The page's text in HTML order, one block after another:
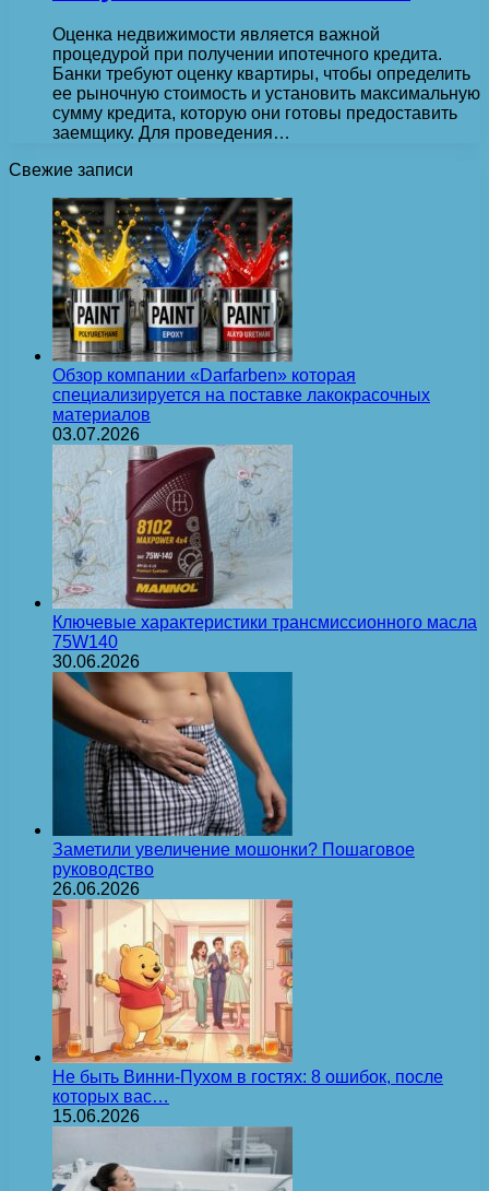
Оценка недвижимости является важной
процедурой при получении ипотечного кредита.
Банки требуют оценку квартиры, чтобы определить
ее рыночную стоимость и установить максимальную
сумму кредита, которую они готовы предоставить
заемщику. Для проведения…
Свежие записи
Обзор компании «Darfarben» которая
специализируется на поставке лакокрасочных
материалов
03.07.2026
Ключевые характеристики трансмиссионного масла
75W140
30.06.2026
Заметили увеличение мошонки? Пошаговое
руководство
26.06.2026
Не быть Винни-Пухом в гостях: 8 ошибок, после
которых вас…
15.06.2026